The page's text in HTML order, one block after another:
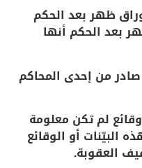
ظهر بعد الحكم
بعد الحكم أنها
من إحدى المحاكم
لم تكن معلومة
البيّنات أو الوقائع
العقوبة.